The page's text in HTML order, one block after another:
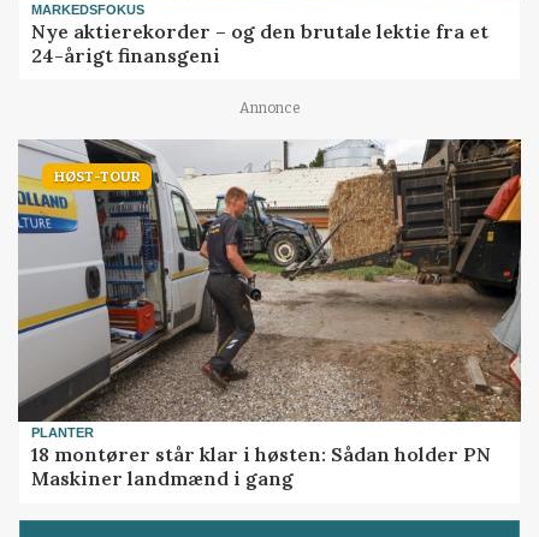
MARKEDSFOKUS
Nye aktierekorder – og den brutale lektie fra et
24-årigt finansgeni
Annonce
HØST-TOUR
PLANTER
18 montører står klar i høsten: Sådan holder PN
Maskiner landmænd i gang